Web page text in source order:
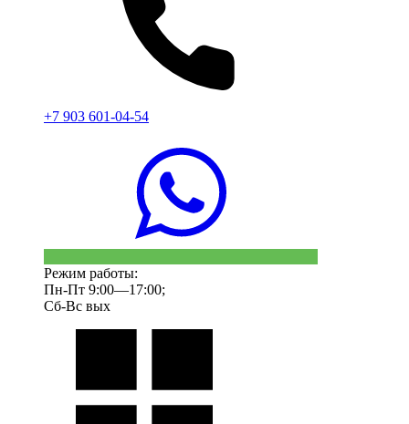
+7 903 601-04-54
Режим работы:
Пн-Пт 9:00—17:00;
Сб-Вс вых